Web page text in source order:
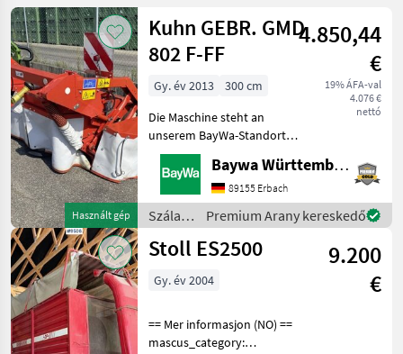
Használt gép
Kuhn GEBR. GMD
802 F-FF
4.850,44
€
19% ÁFA-val
4.076 €
nettó
Gy. év 2013
300 cm
Die Maschine steht an
unserem BayWa-Standort
in DE-88214
Ravensburg.Gerne steht
Ihnen Herr Schmid unter
Tel.: 0151 1610 3978 für Ihre
Anfrage zur
Verfügung!Kuhn GMD
Baywa Württemberg
89155 Erbach
Szálastakarmány
betakarítók
/ Kuhn
Premium Arany kereskedő
Stoll ES2500
9.200
€
Gy. év 2004
== Mer informasjon (NO) ==
mascus_category: